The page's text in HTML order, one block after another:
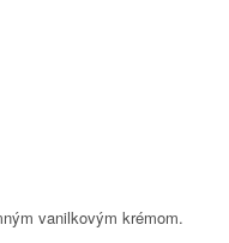
vanilkovým krémom.